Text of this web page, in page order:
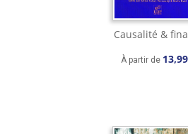
Causalité &
À partir de